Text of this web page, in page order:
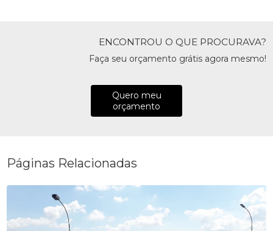
ENCONTROU O QUE PROCURAVA?
Faça seu orçamento grátis agora mesmo!
Quero meu
orçamento
Páginas Relacionadas